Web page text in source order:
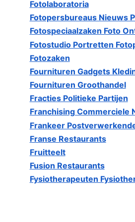
Fotolaboratoria
Fotopersbureaus Nieuws
Fotospeciaalzaken Foto
Fotostudio Portretten
Fotozaken
Fournituren Gadgets
Fournituren Groothandel
Fracties Politieke Partijen
Franchising Commerciele
Frankeer
Franse Restaurants
Fruitteelt
Fusion Restaurants
Fysiotherapeuten